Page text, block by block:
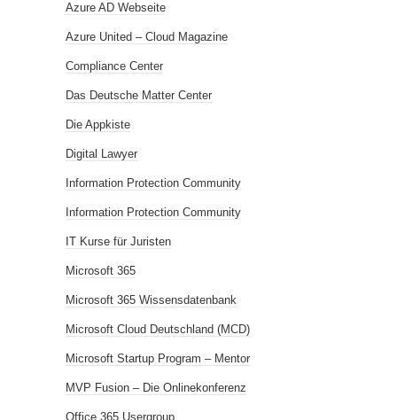
Azure AD Webseite
Azure United – Cloud Magazine
Compliance Center
Das Deutsche Matter Center
Die Appkiste
Digital Lawyer
Information Protection Community
Information Protection Community
IT Kurse für Juristen
Microsoft 365
Microsoft 365 Wissensdatenbank
Microsoft Cloud Deutschland (MCD)
Microsoft Startup Program – Mentor
MVP Fusion – Die Onlinekonferenz
Office 365 Usergroup